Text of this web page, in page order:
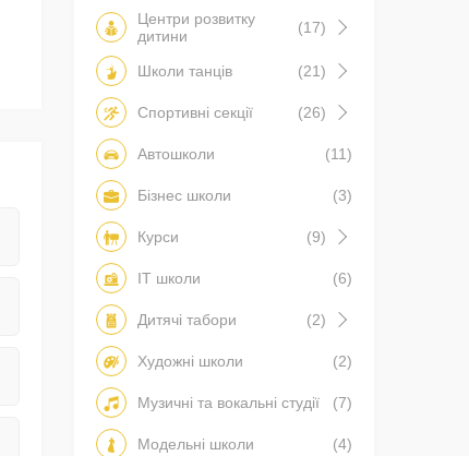
Центри розвитку
дитини
(17)
Школи танців (21)
Спортивні секції (26)
Автошколи (11)
Бізнес школи (3)
Курси (9)
IT школи (6)
Дитячі табори (2)
Художні школи (2)
Музичні та вокальні студії (7)
Модельні школи
(4)